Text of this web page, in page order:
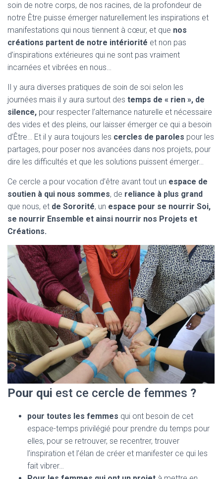
soin de notre corps, de nos racines, de la profondeur de
notre Être puisse émerger naturellement les inspirations et
manifestations qui nous tiennent à cœur, et que nos
créations partent de notre intériorité et non pas
d’inspirations extérieures qui ne sont pas vraiment
incarnées et vibrées en nous…
Il y aura diverses pratiques de soin de soi selon les
journées mais il y aura surtout des temps de « rien », de
silence, pour respecter l’alternance naturelle et nécessaire
des vides et des pleins, our laisser émerger ce qui a besoin
d’Être… Et il y aura toujours les cercles de paroles pour les
partages, pour poser nos avancées dans nos projets, pour
dire les difficultés et que les solutions puissent émerger…
Ce cercle a pour vocation d’être avant tout un espace de
soutien à qui nous sommes, de reliance à plus grand
que nous, et de Sororité, un espace pour se nourrir Soi,
se nourrir Ensemble et ainsi nourrir nos Projets et
Créations.
Pour qui est ce cercle de femmes ?
pour toutes les femmes qui ont besoin de cet
espace-temps privilégié pour prendre du temps pour
elles, pour se retrouver, se recentrer, trouver
l’inspiration et l’élan de créer et manifester ce qui les
fait vibrer…